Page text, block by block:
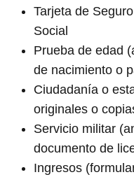
Tarjeta de
Social
Prueba de edad
de nacimiento o
Ciudadanía o
originales o
Servicio militar
documento de
Ingresos